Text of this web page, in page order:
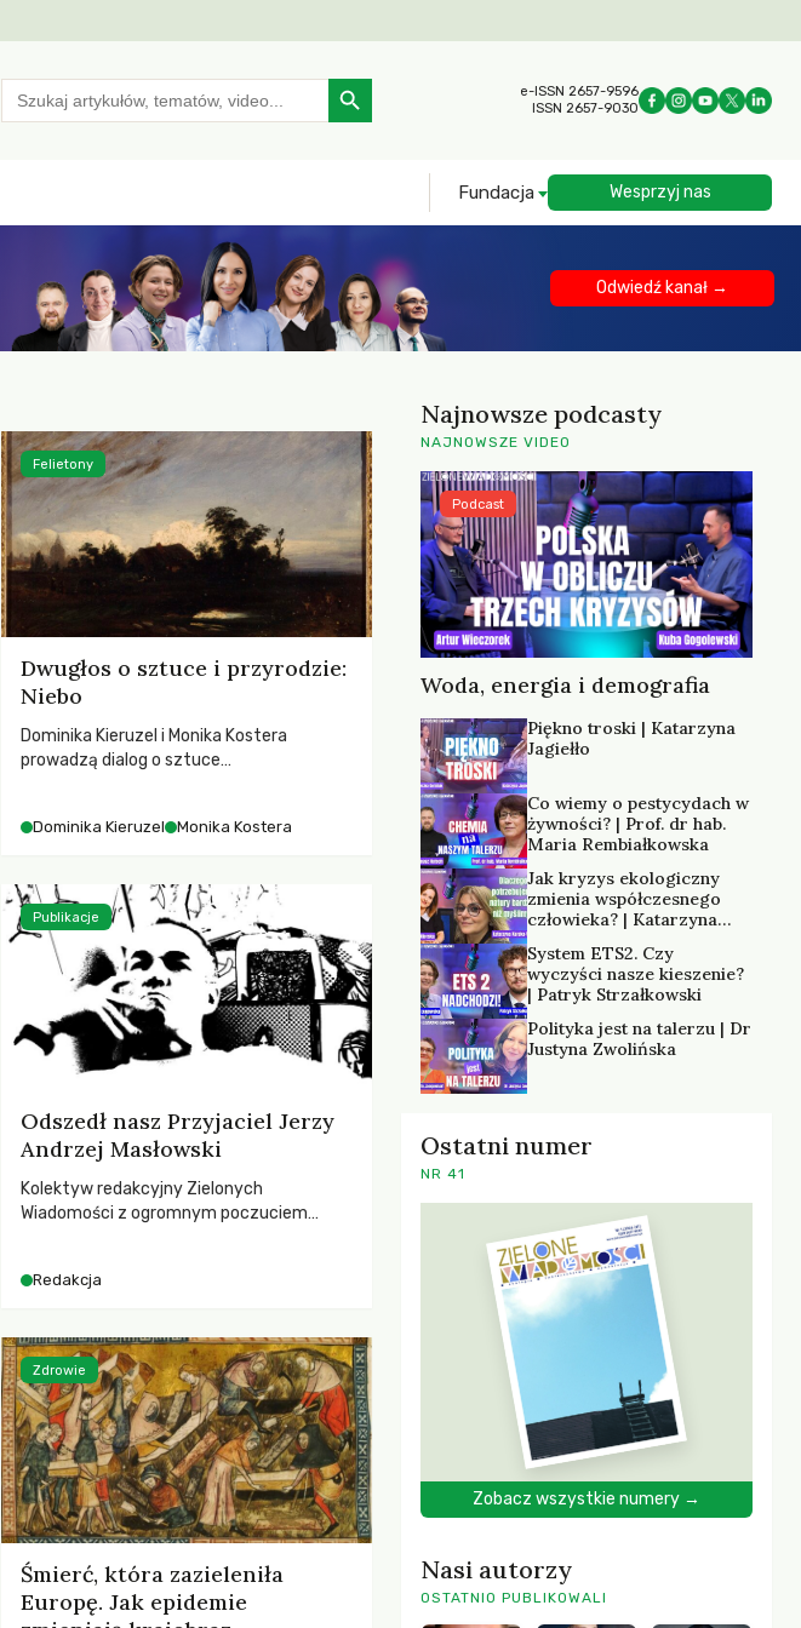
Search
for:
Search Button
e-ISSN 2657-9596
ISSN 2657-9030
Fundacja Wesprzyj nas
Odwiedź kanał →
Dwugłos o sztuce i przyrodzie:
Niebo
Dominika Kieruzel i Monika Kostera
prowadzą dialog o sztuce
wrażliwość, odczuwanie przestrzeni oraz
Dominika Kieruzel Monika Kostera
Felietony
Odszedł nasz Przyjaciel Jerzy
Andrzej Masłowski
Kolektyw redakcyjny Zielonych
Wiadomości z ogromnym poczuciem
kochanego Opiekuna, Mecenasa i Mentora.
Redakcja
Publikacje
Śmierć, która zazieleniła
Europę. Jak epidemie
Zdrowie
Najnowsze podcasty
NAJNOWSZE VIDEO
Woda, energia i demografia
Podcast
Piękno troski | Katarzyna
Jagiełło
Co wiemy o pestycydach w
żywności? | Prof. dr hab.
Maria Rembiałkowska
Jak kryzys ekologiczny
zmienia współczesnego
człowieka? | Katarzyna
System ETS2. Czy
wyczyści nasze kieszenie?
| Patryk Strzałkowski
Polityka jest na talerzu | Dr
Justyna Zwolińska
Ostatni numer
NR 41
Zobacz wszystkie numery →
Nasi autorzy
OSTATNIO PUBLIKOWALI